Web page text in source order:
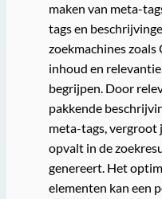
maken van meta-
tags en
zoekmachines zoals
inhoud en
begrijpen. Door
pakkende
meta-tags, vergroot
opvalt in de
genereert. Het
elementen kan een